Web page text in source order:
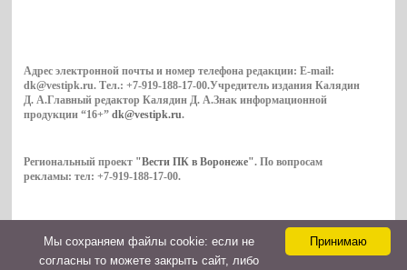
Адрес электронной почты и номер телефона редакции: E-mail:
dk@vestipk.ru. Тел.: +7-919-188-17-00.Учредитель издания Калядин
Д. А.Главный редактор Калядин Д. А.Знак информационной
продукции “16+”dk@vestipk.ru.
Региональный проект "Вести ПК в Воронеже". По вопросам
рекламы: тел: +7-919-188-17-00.
Copyright © 2026. ВестиПК в Воронеже
Контакты
Принимаю
Мы cохраняем файлы cookie: если не
согласны то можете закрыть сайт, либо